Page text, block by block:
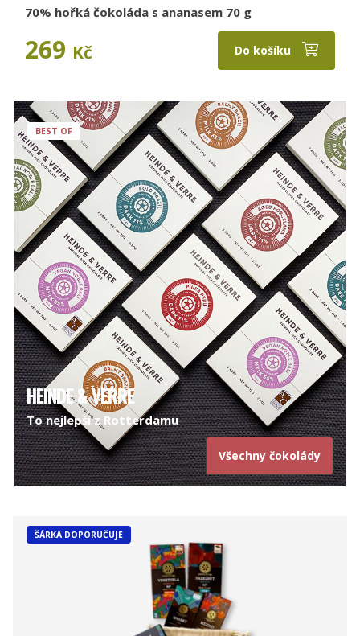
70% hořká čokoláda s ananasem 70 g
269 Kč Do košíku
BEST OF
HEINDE & VERRE
To nejlepší z Rotterdamu
Všechny čokolády
ŠÁRKA DOPORUČUJE